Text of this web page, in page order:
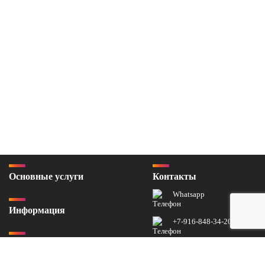
Основные услуги
Информация
Контакты
Whatsapp
+7-916-848-34-20